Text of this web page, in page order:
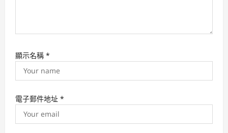
顯示名稱 *
電子郵件地址 *